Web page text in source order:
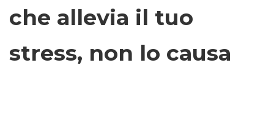
che allevia il tuo
stress, non lo causa